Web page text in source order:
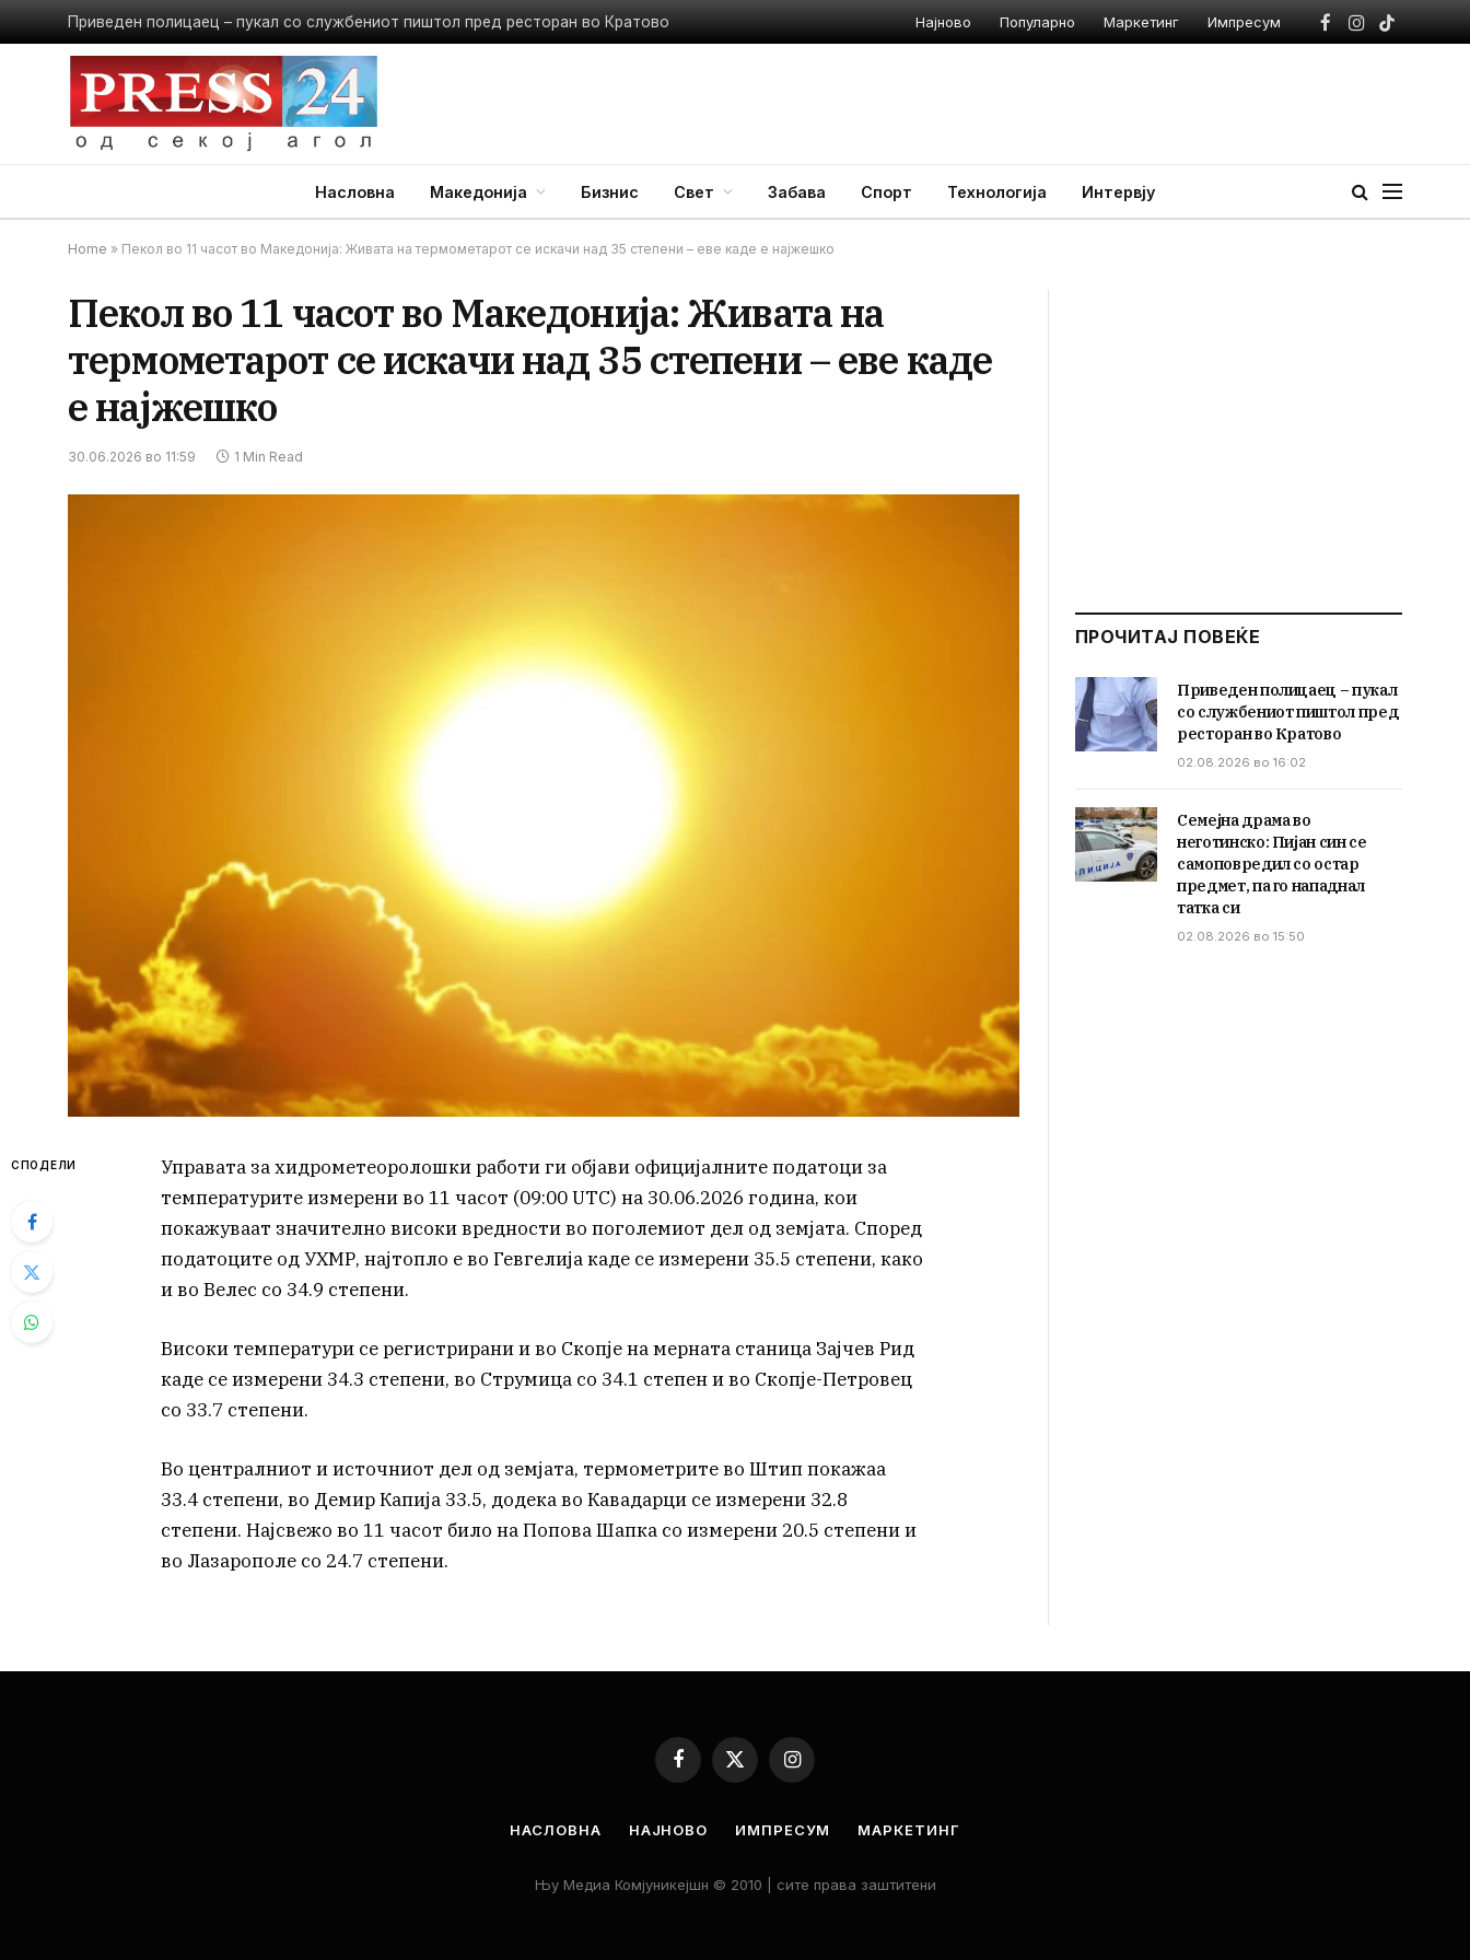
Приведен полицаец – пукал со службениот пиштол пред ресторан во Кратово Најново Популарно Маркетинг Импресум
Facebook
Instagram
TikTok
Насловна Македонија Бизнис Свет Забава Спорт Технологија Интервју
Home » Пекол во 11 часот во Македонија: Живата на термометарот се искачи над 35 степени – еве каде е најжешко
Пекол во 11 часот во Македонија: Живата на
термометарот се искачи над 35 степени – еве каде
е најжешко
30.06.2026 во 11:59 1 Min Read
СПОДЕЛИ
Управата за хидрометеоролошки работи ги објави официјалните податоци за
температурите измерени во 11 часот (09:00 UTC) на 30.06.2026 година, кои
покажуваат значително високи вредности во поголемиот дел од земјата. Според
податоците од УХМР, најтопло е во Гевгелија каде се измерени 35.5 степени, како
и во Велес со 34.9 степени.
Високи температури се регистрирани и во Скопје на мерната станица Зајчев Рид
каде се измерени 34.3 степени, во Струмица со 34.1 степен и во Скопје-Петровец
со 33.7 степени.
Во централниот и источниот дел од земјата, термометрите во Штип покажаа
33.4 степени, во Демир Капија 33.5, додека во Кавадарци се измерени 32.8
степени. Најсвежо во 11 часот било на Попова Шапка со измерени 20.5 степени и
во Лазарополе со 24.7 степени.
ПРОЧИТАЈ ПОВЕЌЕ
Приведен полицаец – пукал
со службениот пиштол пред
ресторан во Кратово
02.08.2026 во 16:02
Семејна драма во
неготинско: Пијан син се
самоповредил со остар
предмет, па го нападнал
татка си
02.08.2026 во 15:50
Facebook
X
(Twitter)
Instagram
НАСЛОВНА НАЈНОВО ИМПРЕСУМ МАРКЕТИНГ
Њу Медиа Комјуникејшн © 2010 | сите права заштитени